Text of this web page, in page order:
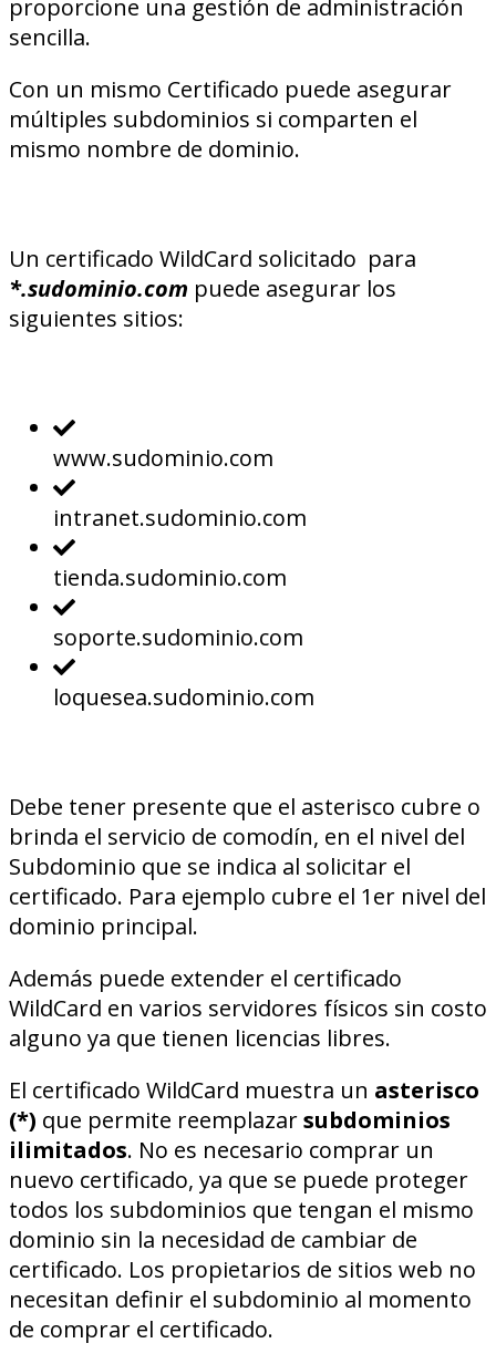
proporcione una gestión de administración
sencilla.
Con un mismo Certificado puede asegurar
múltiples subdominios si comparten el
mismo nombre de dominio.
Un certificado WildCard solicitado para
*.sudominio.com puede asegurar los
siguientes sitios:
www.sudominio.com
intranet.sudominio.com
tienda.sudominio.com
soporte.sudominio.com
loquesea.sudominio.com
Debe tener presente que el asterisco cubre o
brinda el servicio de comodín, en el nivel del
Subdominio que se indica al solicitar el
certificado. Para ejemplo cubre el 1er nivel del
dominio principal.
Además puede extender el certificado
WildCard en varios servidores físicos sin costo
alguno ya que tienen licencias libres.
El certificado WildCard muestra un asterisco
(*) que permite reemplazarsubdominios
ilimitados. No es necesario comprar un
nuevo certificado, ya que se puede proteger
todos los subdominios que tengan el mismo
dominio sin la necesidad de cambiar de
certificado. Los propietarios de sitios web no
necesitan definir el subdominio al momento
de comprar el certificado.